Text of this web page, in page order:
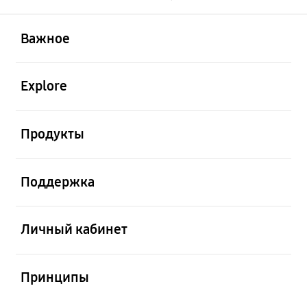
Важное
Explore
Продукты
Поддержка
Личный кабинет
Принципы